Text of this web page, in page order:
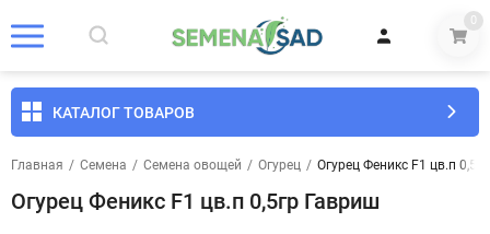
0
КАТАЛОГ ТОВАРОВ
Главная / Семена / Семена овощей / Огурец / Огурец Феникс F1 цв.п
Огурец Феникс F1 цв.п 0,5гр Гавриш